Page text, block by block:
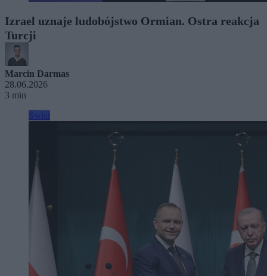
Izrael uznaje ludobójstwo Ormian. Ostra reakcja
Turcji
Marcin Darmas
28.06.2026
3 min